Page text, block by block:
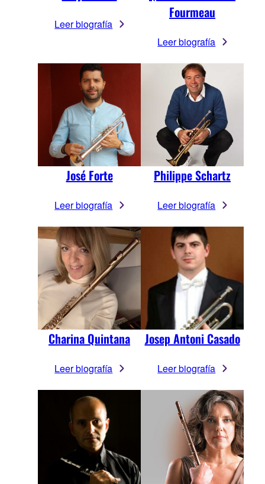
Leer biografía
Fourmeau
Leer biografía
José Forte
Leer biografía
Philippe Schartz
Leer biografía
Charina Quintana
Leer biografía
Josep Antoni Casado
Leer biografía